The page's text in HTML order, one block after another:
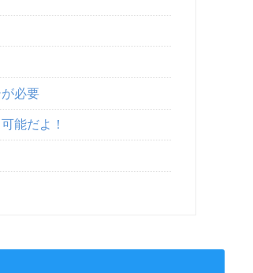
必要
能だよ！